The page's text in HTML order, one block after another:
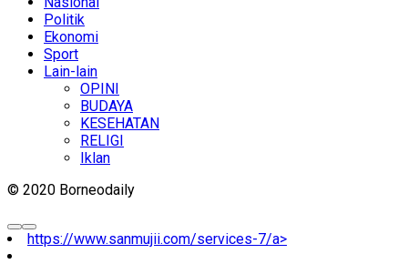
Politik
Ekonomi
Sport
Lain-lain
OPINI
BUDAYA
KESEHATAN
RELIGI
Iklan
© 2020 Borneodaily
https://www.sanmujii.com/services-7/a>